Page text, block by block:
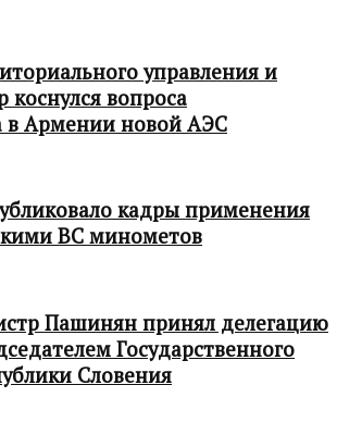
управления и
коснулся вопроса
в Армении новой АЭС
кадры применения
ВС минометов
Пашинян принял делегацию
Государственного
Словения